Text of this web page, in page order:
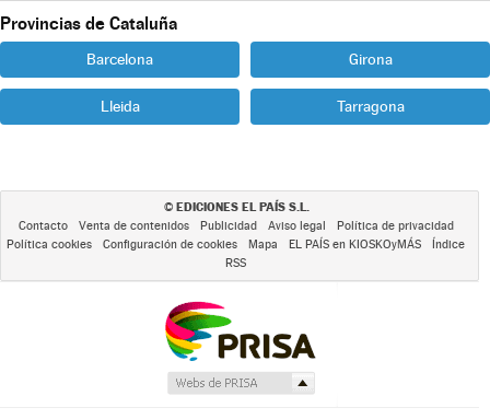
Provincias de Cataluña
Barcelona Girona
Lleida Tarragona
© EDICIONES EL PAÍS S.L.
Contacto Venta de contenidos Publicidad Aviso legal
Política de privacidad
Política cookies
Configuración de cookies Mapa EL PAÍS en KIOSKOyMÁS
Índice
RSS